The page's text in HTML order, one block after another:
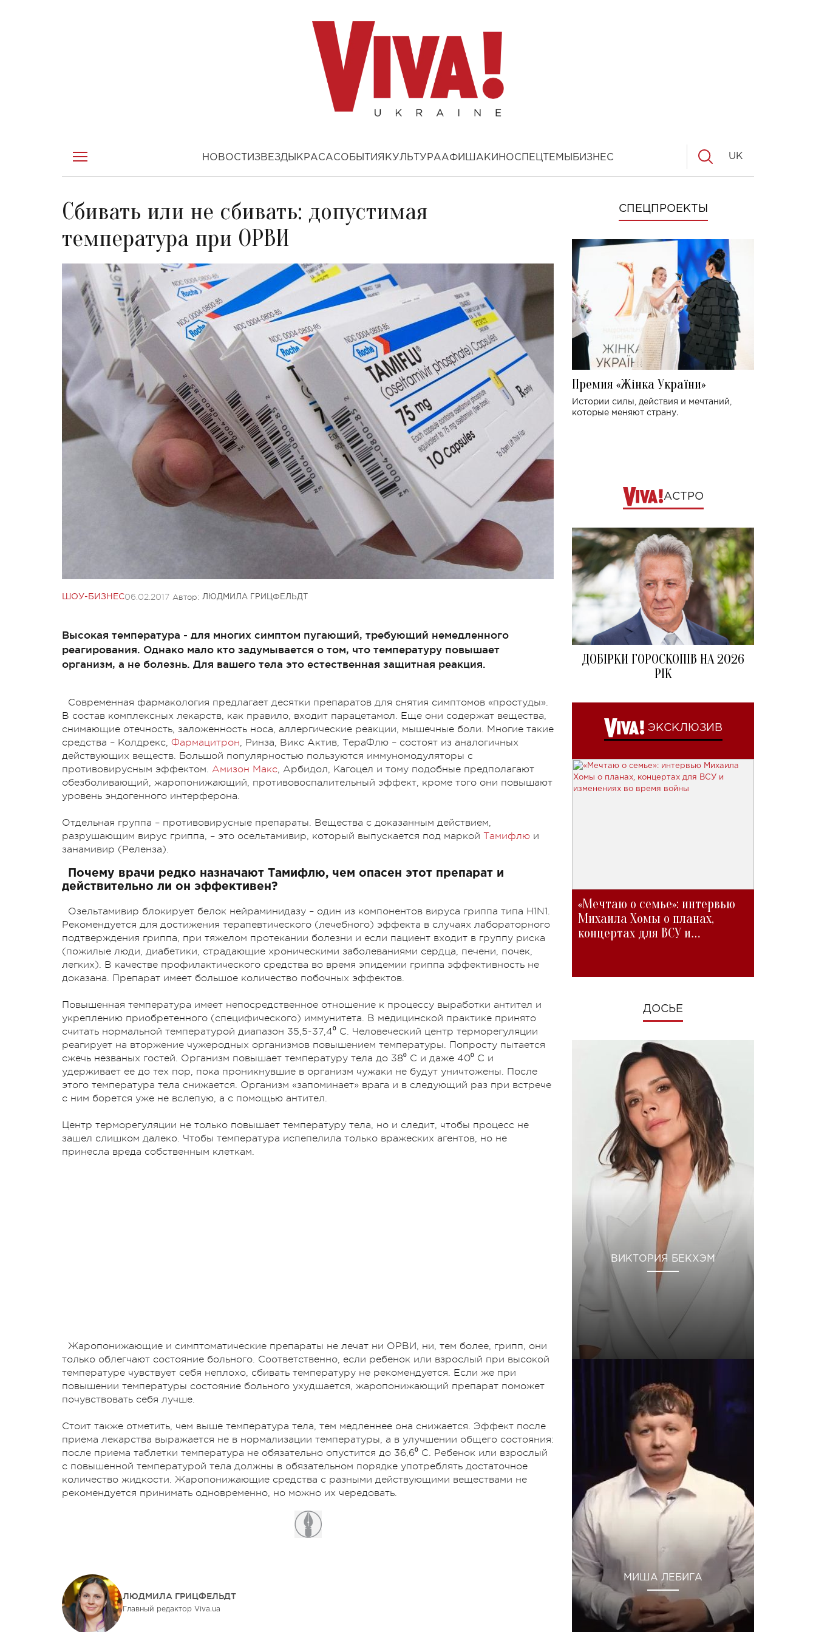
НОВОСТИ ЗВЕЗДЫ КРАСАСОБЫТИЯ КУЛЬТУРААФИША КИНОСПЕЦТЕМЫ БИЗНЕС UK
Сбивать или не сбивать: допустимая
температура при ОРВИ
ШОУ-БИЗНЕС06.02.2017 Автор: ЛЮДМИЛА ГРИЦФЕЛЬДТ
Высокая температура - для многих симптом пугающий, требующий немедленного
реагирования. Однако мало кто задумывается о том, что температуру повышает
организм, а не болезнь. Для вашего тела это естественная защитная реакция.
Современная фармакология предлагает десятки препаратов для снятия симптомов «простуды».
В состав комплексных лекарств, как правило, входит парацетамол. Еще они содержат вещества,
снимающие отечность, заложенность носа, аллергические реакции, мышечные боли. Многие такие
средства – Колдрекс, Фармацитрон, Ринза, Викс Актив, ТераФлю – состоят из аналогичных
действующих веществ. Большой популярностью пользуются иммуномодуляторы с
противовирусным эффектом. Амизон Макс, Арбидол, Кагоцел и тому подобные предполагают
обезболивающий, жаропонижающий, противовоспалительный эффект, кроме того они повышают
уровень эндогенного интерферона.
Отдельная группа – противовирусные препараты. Вещества с доказанным действием,
разрушающим вирус гриппа, – это осельтамивир, который выпускается под маркой Тамифлю и
занамивир (Реленза).
Почему врачи редко назначают Тамифлю, чем опасен этот препарат и
действительно ли он эффективен?
Озельтамивир блокирует белок нейраминидазу – один из компонентов вируса гриппа типа H1N1.
Рекомендуется для достижения терапевтического (лечебного) эффекта в случаях лабораторного
подтверждения гриппа, при тяжелом протекании болезни и если пациент входит в группу риска
(пожилые люди, диабетики, страдающие хроническими заболеваниями сердца, печени, почек,
легких). В качестве профилактического средства во время эпидемии гриппа эффективность не
доказана. Препарат имеет большое количество побочных эффектов.
Повышенная температура имеет непосредственное отношение к процессу выработки антител и
укреплению приобретенного (специфического) иммунитета. В медицинской практике принято
считать нормальной температурой диапазон 35,5-37,4⁰ С. Человеческий центр терморегуляции
реагирует на вторжение чужеродных организмов повышением температуры. Попросту пытается
сжечь незваных гостей. Организм повышает температуру тела до 38⁰ С и даже 40⁰ С и
удерживает ее до тех пор, пока проникнувшие в организм чужаки не будут уничтожены. После
этого температура тела снижается. Организм «запоминает» врага и в следующий раз при встрече
с ним борется уже не вслепую, а с помощью антител.
Центр терморегуляции не только повышает температуру тела, но и следит, чтобы процесс не
зашел слишком далеко. Чтобы температура испепелила только вражеских агентов, но не
принесла вреда собственным клеткам.
Жаропонижающие и симптоматические препараты не лечат ни ОРВИ, ни, тем более, грипп, они
только облегчают состояние больного. Соответственно, если ребенок или взрослый при высокой
температуре чувствует себя неплохо, сбивать температуру не рекомендуется. Если же при
повышении температуры состояние больного ухудшается, жаропонижающий препарат поможет
почувствовать себя лучше.
Стоит также отметить, чем выше температура тела, тем медленнее она снижается. Эффект после
приема лекарства выражается не в нормализации температуры, а в улучшении общего состояния:
после приема таблетки температура не обязательно опустится до 36,6⁰ С. Ребенок или взрослый
с повышенной температурой тела должны в обязательном порядке употреблять достаточное
количество жидкости. Жаропонижающие средства с разными действующими веществами не
рекомендуется принимать одновременно, но можно их чередовать.
ЛЮДМИЛА ГРИЦФЕЛЬДТ
Главный редактор Viva.ua
СПЕЦПРОЕКТЫ
Премия «Жінка України»
Истории силы, действия и мечтаний,
которые меняют страну.
АСТРО
ДОБІРКИ ГОРОСКОПІВ НА 2026
РІК
ЭКСКЛЮЗИВ
«Мечтаю о семье»: интервью
Михаила Хомы о планах,
концертах для ВСУ и
ДОСЬЕ
ВИКТОРИЯ БЕКХЭМ
МИША ЛЕБИГА